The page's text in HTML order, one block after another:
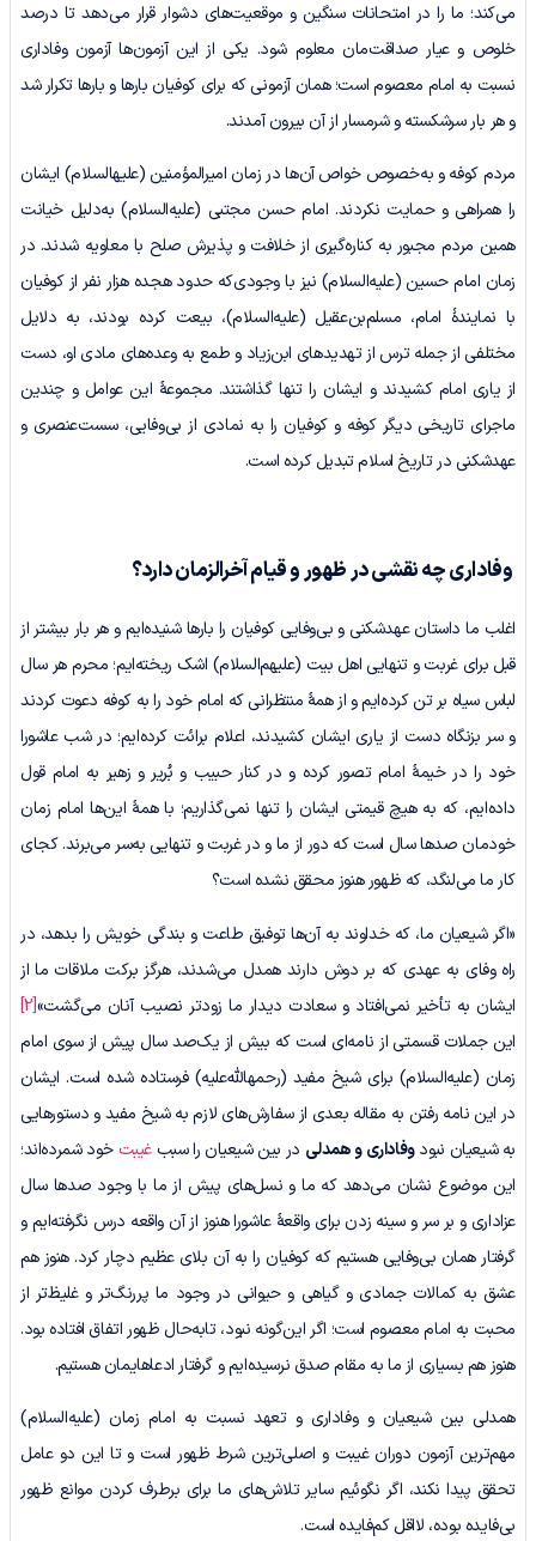
می‌کند؛ ما را در امتحانات سنگین و موقعیت‌های دشوار قرار می‌دهد تا درصد
خلوص و عیار صداقت‌مان معلوم شود. یکی از این آزمون‌ها آزمون وفاداری
نسبت به امام معصوم است؛ همان آزمونی که برای کوفیان بارها و بارها تکرار شد
و هر بار سرشکسته و شرمسار از آن بیرون آمدند.
مردم کوفه و به‌خصوص خواص آن‌ها در زمان امیرالمؤمنین (علیه‎السلام) ایشان
را همراهی و حمایت نکردند. امام حسن مجتبی (علیه‌السلام) به‌دلیل خیانت
همین مردم مجبور به کناره‌گیری از خلافت و پذیرش صلح با معاویه شدند. در
زمان امام حسین (علیه‌السلام) نیز با وجودی‌که حدود هجده هزار نفر از کوفیان
با نمایندۀ امام، مسلم‌بن‌عقیل (علیه‌السلام)، بیعت کرده بودند، به دلایل
مختلفی از جمله ترس از تهدید‌های ابن‌زیاد و طمع به وعده‌های مادی او، دست
از یاری امام کشیدند و ایشان را تنها گذاشتند. مجموعۀ این عوامل و چندین
ماجرای تاریخی دیگر کوفه و کوفیان را به نمادی از بی‌وفایی، سست‌عنصری و
عهدشکنی در تاریخ اسلام تبدیل کرده است.
وفاداری چه نقشی در ظهور و قیام آخرالزمان دارد؟
اغلب ما داستان عهدشکنی و بی‌وفایی کوفیان را بارها شنیده‌ایم و هر بار بیشتر از
قبل برای غربت و تنهایی اهل بیت (علیهم‌السلام) اشک ریخته‌ایم؛ محرم هر سال
لباس سیاه بر تن کرده‌ایم و از همۀ منتظرانی که امام خود را به کوفه دعوت کردند
و سر بزنگاه دست از یاری ایشان کشیدند، اعلام برائت کرده‌ایم؛ در شب عاشورا
خود را در خیمۀ امام تصور کرده و در کنار حبیب و بُریر و زهیر به امام قول
داده‌ایم، که به هیچ قیمتی ایشان را تنها نمی‌گذاریم؛ با همۀ این‌ها امام زمان
خودمان صدها سال است که دور از ما و در غربت و تنهایی به‌سر می‌برند. کجای
کار ما می‌لنگد، که ظهور هنوز محقق نشده است؟
«اگر شیعیان ما، که خداوند به آن‌ها توفیق طاعت و بندگی خویش را بدهد، در
راه وفای به عهدی که بر دوش دارند همدل می‌شدند، هرگز برکت ملاقات ما از
ایشان به تأخیر نمی‌افتاد و سعادت دیدار ما زودتر نصیب آنان می‌گشت»[2]
این جملات قسمتی از نامه‌ای است که بیش از یک‌صد سال پیش از سوی امام
زمان (علیه‌السلام) برای شیخ مفید (رحمهالله‌علیه) فرستاده شده است. ایشان
در این نامه رفتن به مقاله بعدی از سفارش‌های لازم به شیخ مفید و دستورهایی
به شیعیان نبودوفاداری و همدلی در بین شیعیان را سببغیبت خود شمرده‌اند؛
این موضوع نشان می‌دهد که ما و نسل‌های پیش از ما با وجود صدها سال
عزاداری و بر سر و سینه زدن برای واقعۀ عاشورا هنوز از آن واقعه درس نگرفته‌ایم و
گرفتار همان بی‌وفایی هستیم که کوفیان را به آن بلای عظیم دچار کرد. هنوز هم
عشق به کمالات جمادی و گیاهی و حیوانی در وجود ما پررنگ‌تر و غلیظ‌تر از
محبت به امام معصوم است؛ اگر این‌گونه نبود، تابه‌حال ظهور اتفاق افتاده بود.
هنوز هم بسیاری از ما به مقام صدق نرسیده‌ایم و گرفتار ادعاهایمان هستیم.
همدلی بین شیعیان و وفاداری و تعهد نسبت به امام زمان (علیه‌السلام)
مهم‌ترین آزمون دوران غیبت و اصلی‌ترین شرط ظهور است و تا این دو عامل
تحقق پیدا نکند، اگر نگوئیم سایر تلاش‌های ما برای برطرف کردن موانع ظهور
بی‌فایده بوده، لااقل کم‌فایده است.